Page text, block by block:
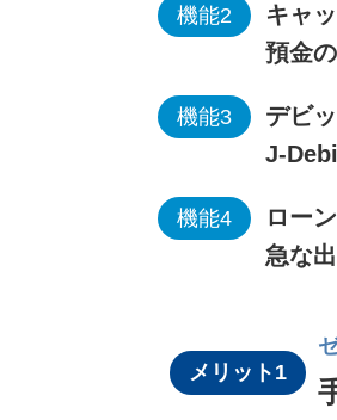
機能2
キャ
預金
機能3
デビ
J-
機能4
ロー
急な
メリット1